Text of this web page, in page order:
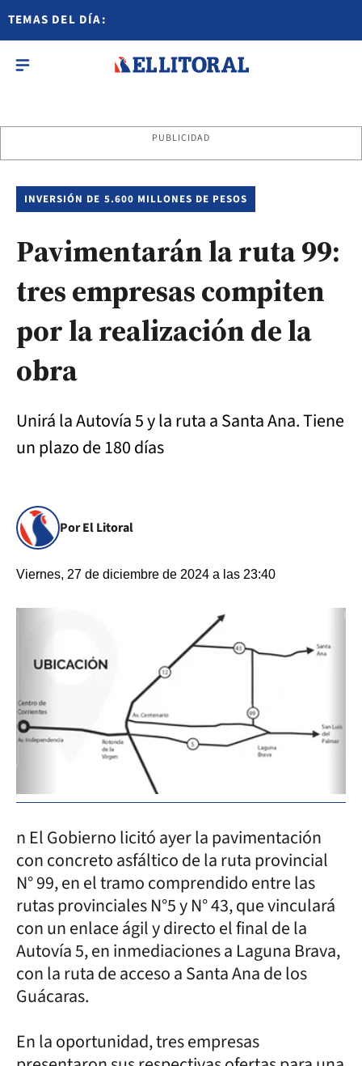
TEMAS DEL DÍA:
PUBLICIDAD
INVERSIÓN DE 5.600 MILLONES DE PESOS
Pavimentarán la ruta 99:
tres empresas compiten
por la realización de la
obra
Unirá la Autovía 5 y la ruta a Santa Ana. Tiene
un plazo de 180 días
Por El Litoral
Viernes, 27 de diciembre de 2024 a las 23:40
n El Gobierno licitó ayer la pavimentación
con concreto asfáltico de la ruta provincial
N° 99, en el tramo comprendido entre las
rutas provinciales N°5 y N° 43, que vinculará
con un enlace ágil y directo el final de la
Autovía 5, en inmediaciones a Laguna Brava,
con la ruta de acceso a Santa Ana de los
Guácaras.
En la oportunidad, tres empresas